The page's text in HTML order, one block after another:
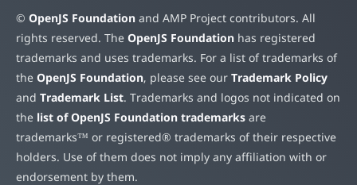
© OpenJS Foundation and AMP Project contributors. All
rights reserved. The OpenJS Foundation has registered
trademarks and uses trademarks. For a list of trademarks of
the OpenJS Foundation, please see our Trademark Policy
and Trademark List. Trademarks and logos not indicated on
the list of OpenJS Foundation trademarks are
trademarks™ or registered® trademarks of their respective
holders. Use of them does not imply any affiliation with or
endorsement by them.